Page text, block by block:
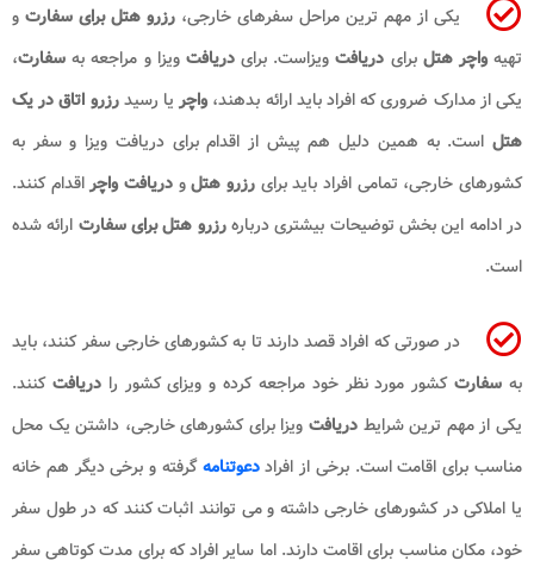
یکی از مهم ترین مراحل سفرهای خارجی، رزرو هتل برای سفارت و
تهیهواچر هتل برای دریافتویزاست. برایدریافت ویزا و مراجعه به سفارت،
یکی از مدارک ضروری که افراد باید ارائه بدهند، واچریا رسیدرزرو اتاق در یک
هتل است. به همین دلیل هم پیش از اقدام برای دریافت ویزا و سفر به
کشورهای خارجی، تمامی افراد باید برای رزرو هتلو دریافت واچراقدام کنند.
در ادامه این بخش توضیحات بیشتری دربارهرزرو هتل برای سفارت ارائه شده
است.
در صورتی که افراد قصد دارند تا به کشورهای خارجی سفر کنند، باید
به سفارتکشور مورد نظر خود مراجعه کرده و ویزای کشور رادریافت کنند.
یکی از مهم ترین شرایط دریافتویزا برای کشورهای خارجی، داشتن یک محل
مناسب برای اقامت است. برخی از افراددعوتنامهگرفته و برخی دیگر هم خانه
یا املاکی در کشورهای خارجی داشته و می توانند اثبات کنند که در طول سفر
خود، مکان مناسب برای اقامت دارند. اما سایر افراد که برای مدت کوتاهی سفر